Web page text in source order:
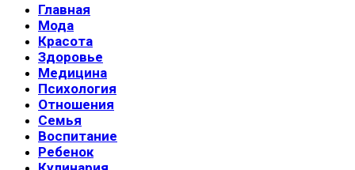
Главная
Мода
Красота
Здоровье
Медицина
Психология
Отношения
Семья
Воспитание
Ребенок